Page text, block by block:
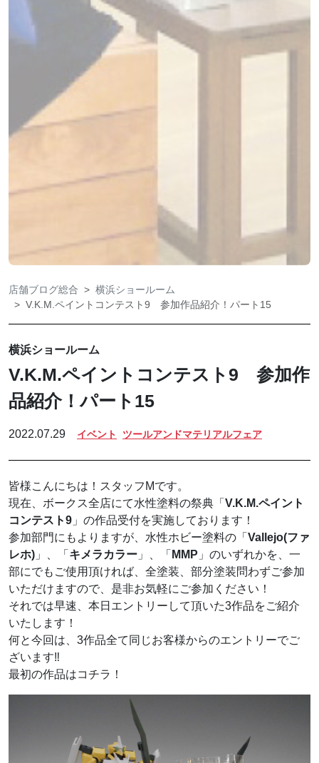
店舗ブログ総合
横浜ショールーム
V.K.M.ペイントコンテスト9 参加作品紹介！パート15
横浜ショールーム
V.K.M.ペイントコンテスト9 参加作
品紹介！パート15
2022.07.29 イベント ツールアンドマテリアルフェア
皆様こんにちは！スタッフMです。
現在、ボークス全店にて水性塗料の祭典「 V.K.M.ペイント
コンテスト9 」の作品受付を実施しております！
参加部門にもよりますが、水性ホビー塗料の「 Vallejo(ファ
レホ) 」、「 キメラカラー 」、「 MMP 」のいずれかを、一
部にでもご使用頂ければ、全塗装、部分塗装問わずご参加
いただけますので、是非お気軽にご参加ください！
それでは早速、本日エントリーして頂いた3作品をご紹介
いたします！
何と今回は、3作品全て同じお客様からのエントリーでご
ざいます‼
最初の作品はコチラ！